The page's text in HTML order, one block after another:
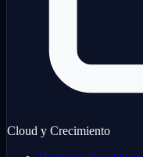
Cloud y Crecimiento